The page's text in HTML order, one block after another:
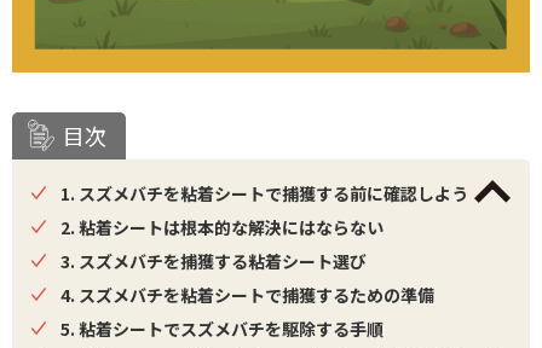
目次
1. スズメバチを粘着シートで捕獲する前に確認しよう
2. 粘着シートは根本的な解決にはならない
3. スズメバチを捕獲する粘着シート選び
4. スズメバチを粘着シートで捕獲するための準備
5. 粘着シートでスズメバチを駆除する手順